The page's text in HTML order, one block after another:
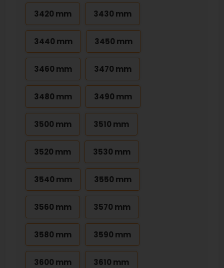
3420 mm 3430 mm
3440 mm 3450 mm
3460 mm 3470 mm
3480 mm 3490 mm
3500 mm 3510 mm
3520 mm 3530 mm
3540 mm 3550 mm
3560 mm 3570 mm
3580 mm 3590 mm
3600 mm 3610 mm